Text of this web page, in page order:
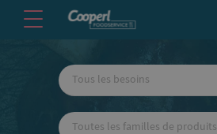
Tous les besoins
Toutes les familles de produits